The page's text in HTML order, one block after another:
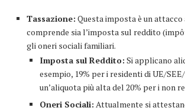
Tassazione: Questa imposta è un attacco
comprende sia l’imposta sul reddito
gli oneri sociali familiari.
Imposta sul Reddito: Si applicano
esempio, 19% per i residenti di UE/
un’aliquota più alta del 20% per i non
Oneri Sociali: Attualmente si